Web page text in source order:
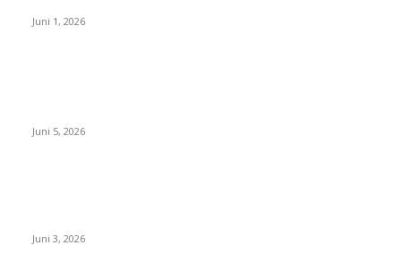
Juni 1, 2026
Juni 5, 2026
Juni 3, 2026